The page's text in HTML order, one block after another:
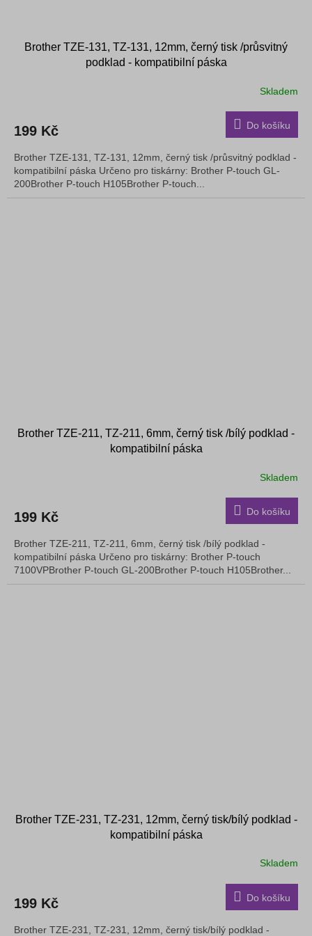
Brother TZE-131, TZ-131, 12mm, černý tisk /průsvitný
podklad - kompatibilní páska
Skladem
199 Kč Do košíku
Brother TZE-131, TZ-131, 12mm, černý tisk /průsvitný podklad -
kompatibilní páska Určeno pro tiskárny: Brother P-touch GL-
200Brother P-touch H105Brother P-touch...
Brother TZE-211, TZ-211, 6mm, černý tisk /bílý podklad -
kompatibilní páska
Skladem
199 Kč Do košíku
Brother TZE-211, TZ-211, 6mm, černý tisk /bílý podklad -
kompatibilní páska Určeno pro tiskárny: Brother P-touch
7100VPBrother P-touch GL-200Brother P-touch H105Brother...
Brother TZE-231, TZ-231, 12mm, černý tisk/bílý podklad -
kompatibilní páska
Skladem
199 Kč Do košíku
Brother TZE-231, TZ-231, 12mm, černý tisk/bílý podklad -